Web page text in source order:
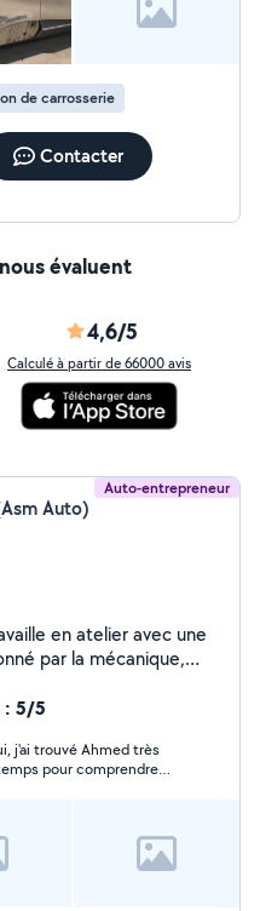
de carrosserie
Contacter
évaluent
4,6/5
Calculé à partir de 66000 avis
Auto-entrepreneur
Auto)
par la mécanique,
: vidange,
mécaniques
je propose un travail
et accessibles
de
1000 e
: 5/5
j'ai trouvé Ahmed très
pour comprendre